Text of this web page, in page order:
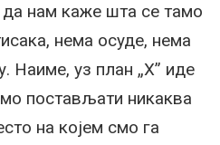
нам каже шта се тамо
нема осуде, нема
Наиме, уз план „X” иде
постављати никаква
на којем смо га